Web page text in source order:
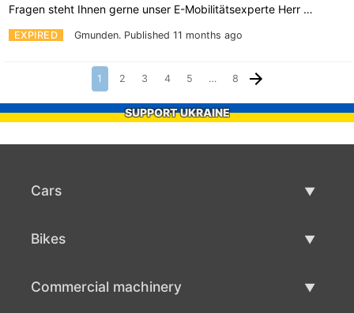
EXPIRED Gmunden. Published 11 months ago
Fragen steht Ihnen gerne unser E-Mobilitätsexperte Herr …
1 2 3 4 5 … 8
SUPPORT UKRAINE
Cars
Bikes
Commercial machinery